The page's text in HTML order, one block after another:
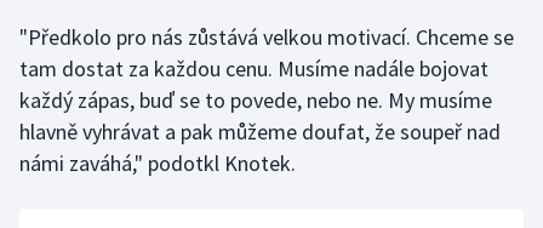
"Předkolo pro nás zůstává velkou motivací. Chceme se
tam dostat za každou cenu. Musíme nadále bojovat
každý zápas, buď se to povede, nebo ne. My musíme
hlavně vyhrávat a pak můžeme doufat, že soupeř nad
námi zaváhá," podotkl Knotek.